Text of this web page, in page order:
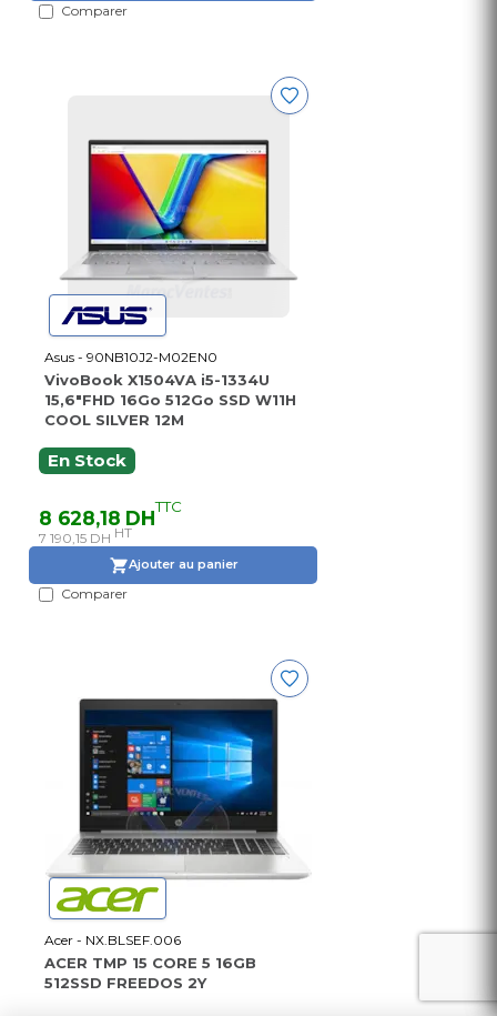
Comparer
Asus - 90NB10J2-M02EN0
VivoBook X1504VA i5-1334U
15,6"FHD 16Go 512Go SSD W11H
COOL SILVER 12M
En Stock
8 628,18 DHTTC
7 190,15 DH HT
Ajouter au panier
Comparer
Acer - NX.BLSEF.006
ACER TMP 15 CORE 5 16GB
512SSD FREEDOS 2Y